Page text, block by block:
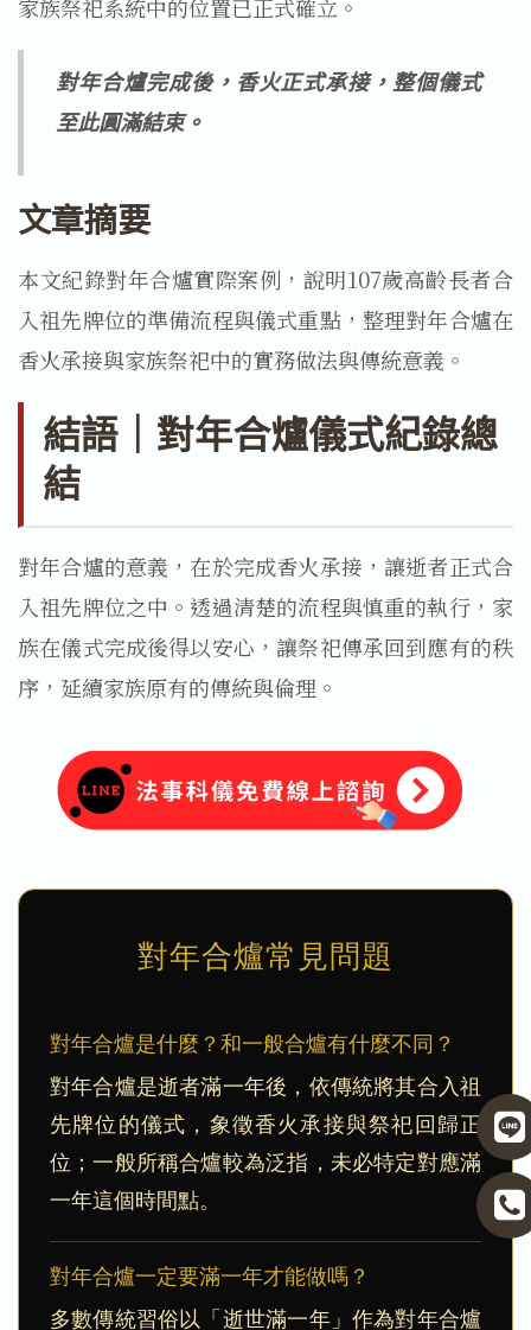
家族祭祀系統中的位置已正式確立。
對年合爐完成後，香火正式承接，整個儀式
至此圓滿結束。
文章摘要
本文紀錄對年合爐實際案例，說明107歲高齡長者合
入祖先牌位的準備流程與儀式重點，整理對年合爐在
香火承接與家族祭祀中的實務做法與傳統意義。
結語｜對年合爐儀式紀錄總
結
對年合爐的意義，在於完成香火承接，讓逝者正式合
入祖先牌位之中。透過清楚的流程與慎重的執行，家
族在儀式完成後得以安心，讓祭祀傳承回到應有的秩
序，延續家族原有的傳統與倫理。
對年合爐常見問題
對年合爐是什麼？和一般合爐有什麼不同？
對年合爐是逝者滿一年後，依傳統將其合入祖
先牌位的儀式，象徵香火承接與祭祀回歸正
位；一般所稱合爐較為泛指，未必特定對應滿
一年這個時間點。
對年合爐一定要滿一年才能做嗎？
多數傳統習俗以「逝世滿一年」作為對年合爐